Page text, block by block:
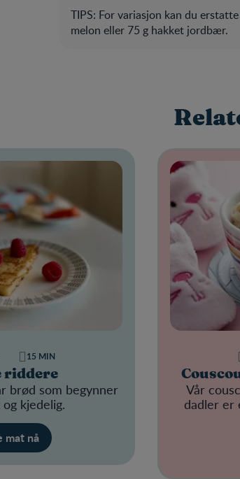
TIPS: For variasjon kan du
melon eller 75 g hakket jordbær.
riddere
brød som begynner
kjedelig.
15 MIN
mat nå
Vår
dadler er